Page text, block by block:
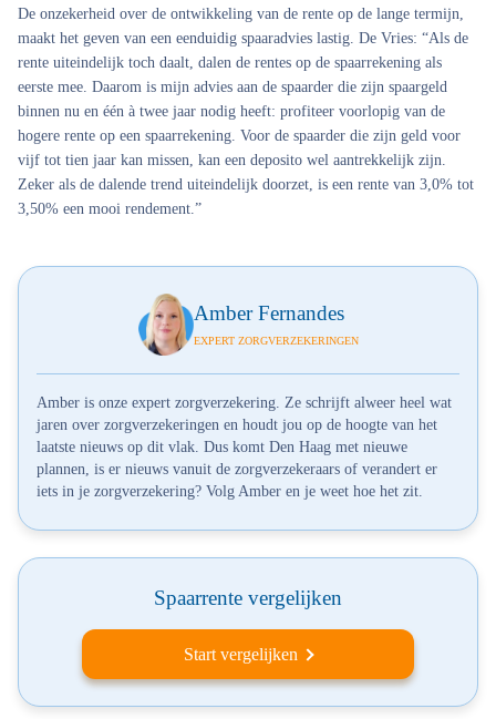
De onzekerheid over de ontwikkeling van de rente op de lange termijn,
maakt het geven van een eenduidig spaaradvies lastig. De Vries: “Als de
rente uiteindelijk toch daalt, dalen de rentes op de spaarrekening als
eerste mee. Daarom is mijn advies aan de spaarder die zijn spaargeld
binnen nu en één à twee jaar nodig heeft: profiteer voorlopig van de
hogere rente op een spaarrekening. Voor de spaarder die zijn geld voor
vijf tot tien jaar kan missen, kan een deposito wel aantrekkelijk zijn.
Zeker als de dalende trend uiteindelijk doorzet, is een rente van 3,0% tot
3,50% een mooi rendement.”
Amber Fernandes
EXPERT ZORGVERZEKERINGEN
Amber is onze expert zorgverzekering. Ze schrijft alweer heel wat
jaren over zorgverzekeringen en houdt jou op de hoogte van het
laatste nieuws op dit vlak. Dus komt Den Haag met nieuwe
plannen, is er nieuws vanuit de zorgverzekeraars of verandert er
iets in je zorgverzekering? Volg Amber en je weet hoe het zit.
Spaarrente vergelijken
Start vergelijken